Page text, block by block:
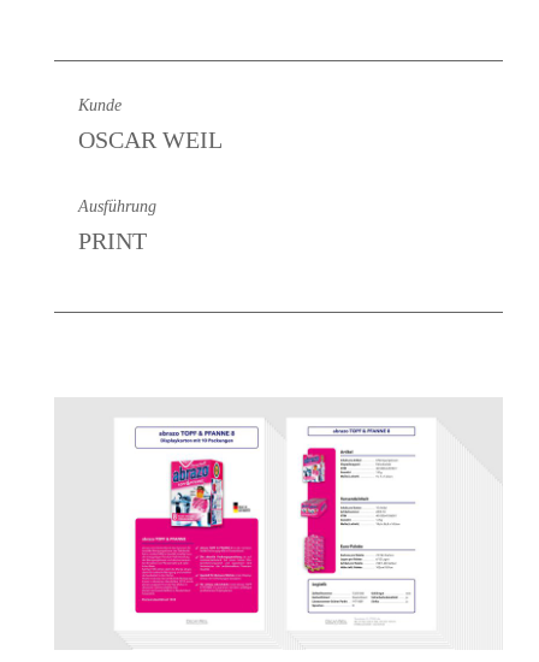
Kunde
OSCAR WEIL
Ausführung
PRINT